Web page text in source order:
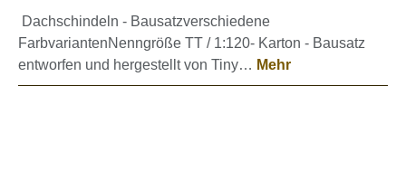
Dachschindeln - Bausatzverschiedene
FarbvariantenNenngröße TT / 1:120- Karton - Bausatz
entworfen und hergestellt von Tiny… Mehr